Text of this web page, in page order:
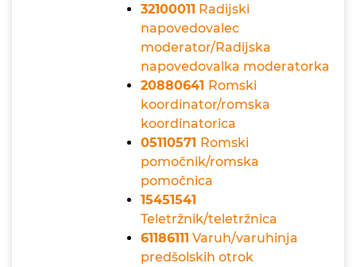
32100011 Radijski
napovedovalec
moderator/Radijska
napovedovalka moderatorka
20880641 Romski
koordinator/romska
koordinatorica
05110571 Romski
pomočnik/romska
pomočnica
15451541
Teletržnik/teletržnica
61186111 Varuh/varuhinja
predšolskih otrok